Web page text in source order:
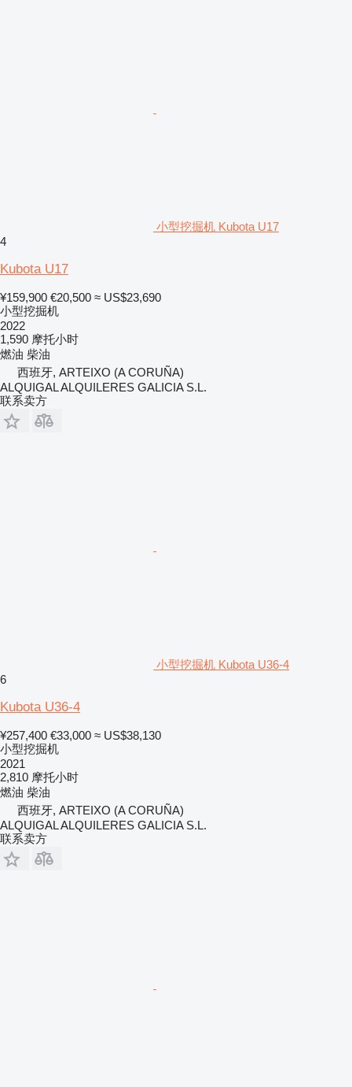
小型挖掘机 Kubota U17
4
Kubota U17
¥159,900 €20,500 ≈ US$23,690
小型挖掘机
2022
1,590 摩托小时
燃油 柴油
西班牙, ARTEIXO (A CORUÑA)
ALQUIGAL ALQUILERES GALICIA S.L.
联系卖方
小型挖掘机 Kubota U36-4
6
Kubota U36-4
¥257,400 €33,000 ≈ US$38,130
小型挖掘机
2021
2,810 摩托小时
燃油 柴油
西班牙, ARTEIXO (A CORUÑA)
ALQUIGAL ALQUILERES GALICIA S.L.
联系卖方